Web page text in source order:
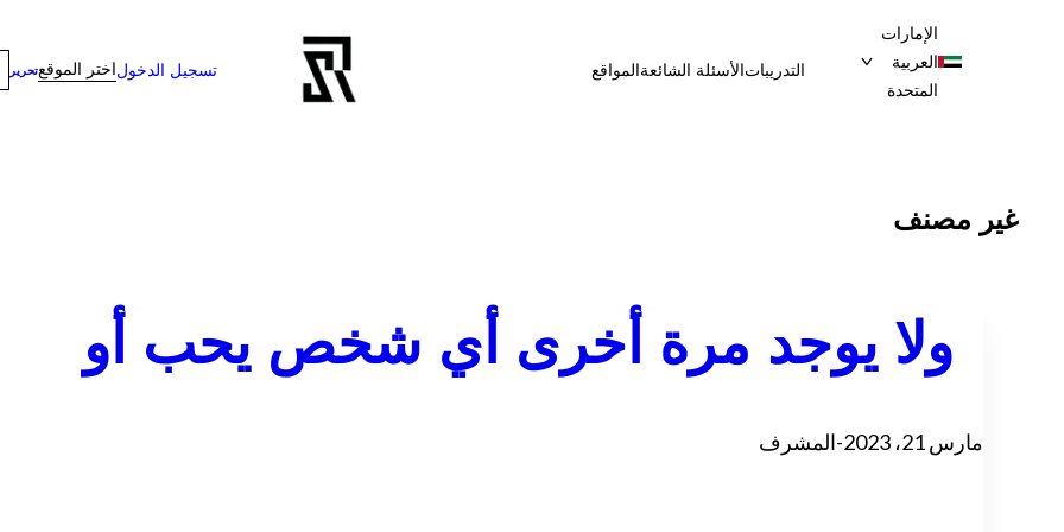
الإمارات
العربية
المتحدة
التدريباتالأسئلة الشائعةالمواقع تسجيل الدخولاختر الموقعتحرير
غير مصنف
ولا يوجد مرة أخرى أي شخص يحب أو
مارس 21، 2023 -المشرف